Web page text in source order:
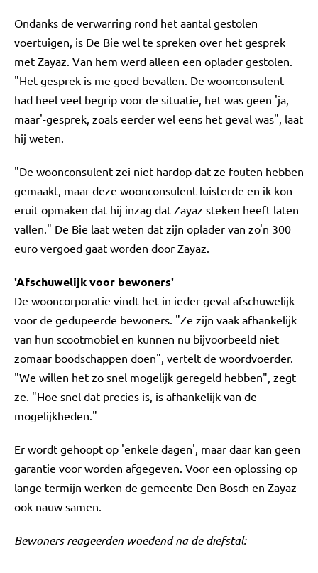
Ondanks de verwarring rond het aantal gestolen
voertuigen, is De Bie wel te spreken over het gesprek
met Zayaz. Van hem werd alleen een oplader gestolen.
"Het gesprek is me goed bevallen. De woonconsulent
had heel veel begrip voor de situatie, het was geen 'ja,
maar'-gesprek, zoals eerder wel eens het geval was", laat
hij weten.
"De woonconsulent zei niet hardop dat ze fouten hebben
gemaakt, maar deze woonconsulent luisterde en ik kon
eruit opmaken dat hij inzag dat Zayaz steken heeft laten
vallen." De Bie laat weten dat zijn oplader van zo'n 300
euro vergoed gaat worden door Zayaz.
'Afschuwelijk voor bewoners'
De wooncorporatie vindt het in ieder geval afschuwelijk
voor de gedupeerde bewoners. "Ze zijn vaak afhankelijk
van hun scootmobiel en kunnen nu bijvoorbeeld niet
zomaar boodschappen doen", vertelt de woordvoerder.
"We willen het zo snel mogelijk geregeld hebben", zegt
ze. "Hoe snel dat precies is, is afhankelijk van de
mogelijkheden."
Er wordt gehoopt op 'enkele dagen', maar daar kan geen
garantie voor worden afgegeven. Voor een oplossing op
lange termijn werken de gemeente Den Bosch en Zayaz
ook nauw samen.
Bewoners reageerden woedend na de diefstal: